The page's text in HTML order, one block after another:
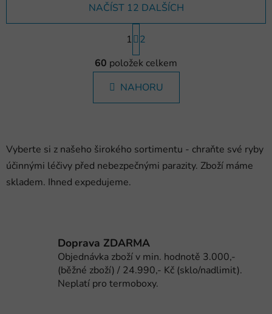
O
v
l
á
d
í
p
r
ý
p
i
s
NAČÍST 12 DALŠÍCH
S
t
r
á
n
k
1
2
60 položek celkem
NAHORU
Vyberte si z našeho širokého sortimentu - chraňte své ryby
účinnými léčivy před nebezpečnými parazity. Zboží máme
skladem. Ihned expedujeme.
Doprava ZDARMA
Objednávka zboží v min. hodnotě 3.000,-
(běžné zboží) / 24.990,- Kč (sklo/nadlimit).
Neplatí pro termoboxy.